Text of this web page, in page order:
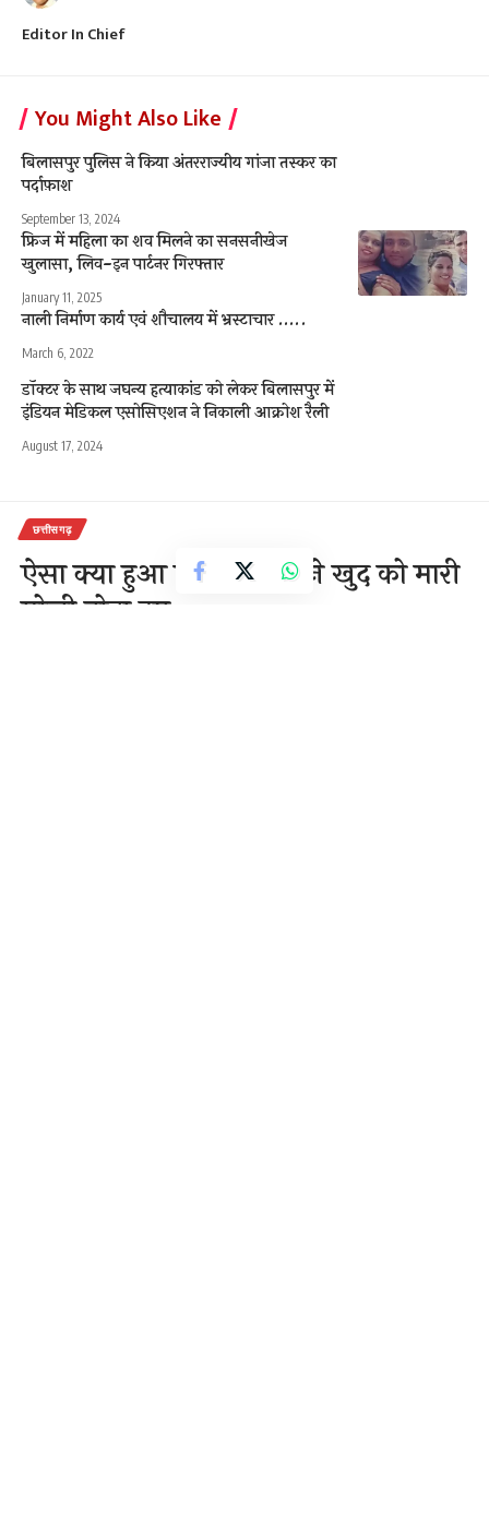
Editor In Chief
You Might Also Like
बिलासपुर पुलिस ने किया अंतरराज्यीय गांजा तस्कर का
पर्दाफ़ाश
September 13, 2024
फ्रिज में महिला का शव मिलने का सनसनीखेज
खुलासा, लिव-इन पार्टनर गिरफ्तार
January 11, 2025
नाली निर्माण कार्य एवं शौचालय में भ्रस्टाचार …..
March 6, 2022
डॉक्टर के साथ जघन्य हत्याकांड को लेकर बिलासपुर में
इंडियन मेडिकल एसोसिएशन ने निकाली आक्रोश रैली
August 17, 2024
छत्तीसगढ़
ऐसा क्या हुआ की हवलदार ने खुद को मारी
गोली तोड़ा दम…